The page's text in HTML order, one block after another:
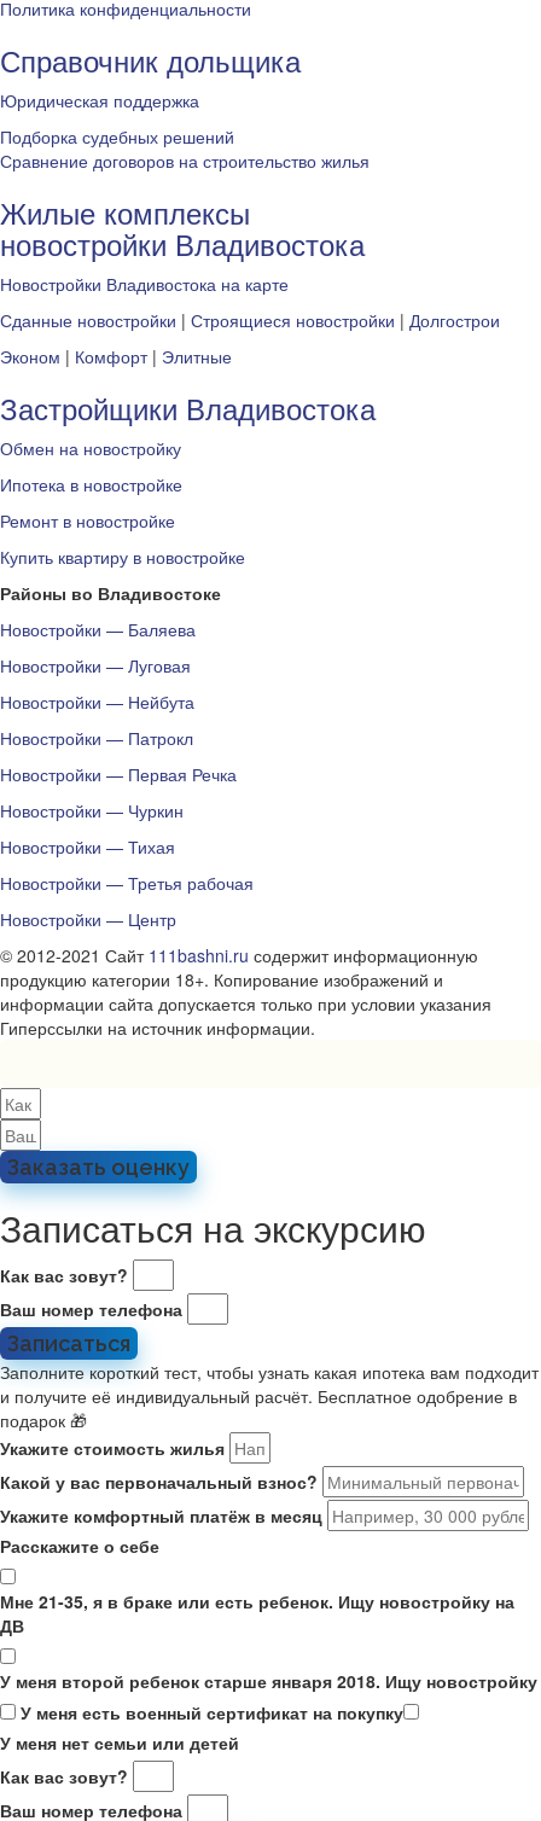
Политика конфиденциальности
Справочник дольщика
Юридическая поддержка
Подборка судебных решений
Сравнение договоров на строительство жилья
Жилые комплексы
новостройки Владивостока
Новостройки Владивостока на карте
Сданные новостройки | Строящиеся новостройки | Долгострои
Эконом | Комфорт| Элитные
Застройщики Владивостока
Обмен на новостройку
Ипотека в новостройке
Ремонт в новостройке
Купить квартиру в новостройке
Районы во Владивостоке
Новостройки — Баляева
Новостройки — Луговая
Новостройки — Нейбута
Новостройки — Патрокл
Новостройки — Первая Речка
Новостройки — Чуркин
Новостройки — Тихая
Новостройки — Третья рабочая
Новостройки — Центр
© 2012-2021 Сайт 111bashni.ru содержит информационную
продукцию категории 18+. Копирование изображений и
информации сайта допускается только при условии указания
Гиперссылки на источник информации.
Заказать оценку
Записаться на экскурсию
Как вас зовут?
Ваш номер телефона
Записаться
Заполните короткий тест, чтобы узнать какая ипотека вам подходит
и получите её индивидуальный расчёт. Бесплатное одобрение в
подарок 🎁
Укажите стоимость жилья
Какой у вас первоначальный взнос?
Укажите комфортный платёж в месяц
Расскажите о себе
Мне 21-35, я в браке или есть ребенок. Ищу новостройку на
ДВ
У меня второй ребенок старше января 2018. Ищу новостройку
У меня есть военный сертификат на покупку
У меня нет семьи или детей
Как вас зовут?
Ваш номер телефона